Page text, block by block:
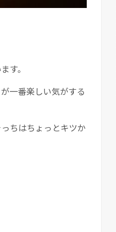
す。
が一番楽しい気がする
ちはちょっとキツか